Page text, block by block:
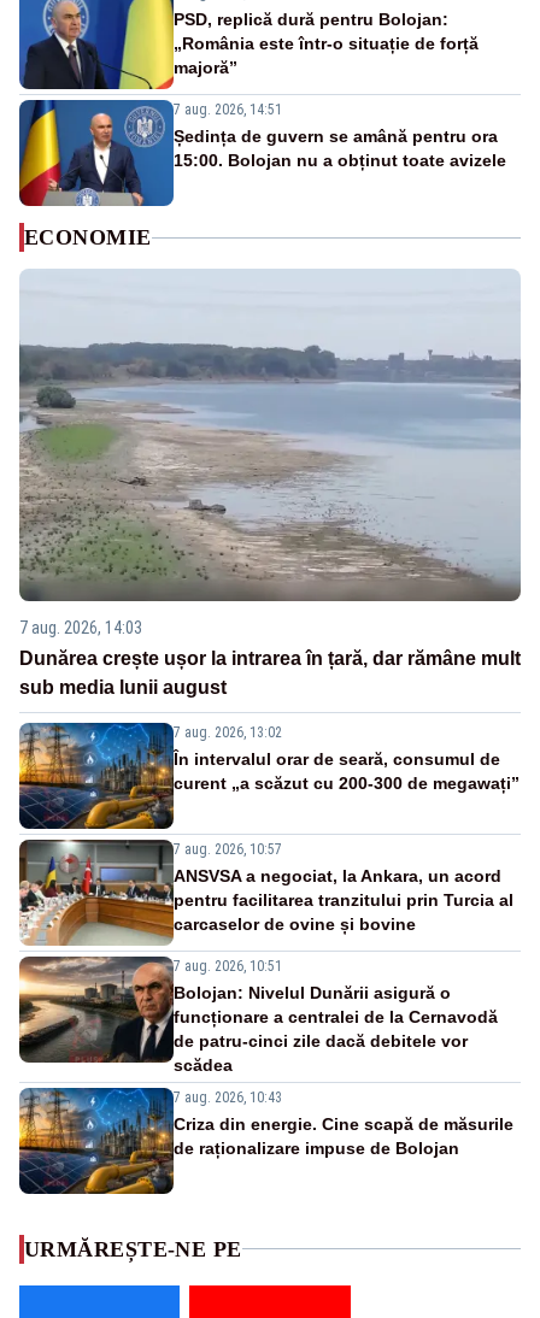
PSD, replică dură pentru Bolojan:
„România este într-o situație de forță
majoră”
7 aug. 2026, 14:51
Ședința de guvern se amână pentru ora
15:00. Bolojan nu a obținut toate avizele
ECONOMIE
7 aug. 2026, 14:03
Dunărea crește ușor la intrarea în țară, dar rămâne mult
sub media lunii august
7 aug. 2026, 13:02
În intervalul orar de seară, consumul de
curent „a scăzut cu 200-300 de megawați”
7 aug. 2026, 10:57
ANSVSA a negociat, la Ankara, un acord
pentru facilitarea tranzitului prin Turcia al
carcaselor de ovine și bovine
7 aug. 2026, 10:51
Bolojan: Nivelul Dunării asigură o
funcționare a centralei de la Cernavodă
de patru-cinci zile dacă debitele vor
scădea
7 aug. 2026, 10:43
Criza din energie. Cine scapă de măsurile
de raționalizare impuse de Bolojan
URMĂREȘTE-NE PE